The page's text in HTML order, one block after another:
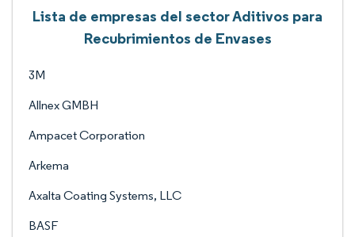
Lista de empresas del sector Aditivos para
Recubrimientos de Envases
3M
Allnex GMBH
Ampacet Corporation
Arkema
Axalta Coating Systems, LLC
BASF